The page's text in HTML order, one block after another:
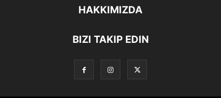
HAKKIMIZDA
BIZI TAKIP EDIN